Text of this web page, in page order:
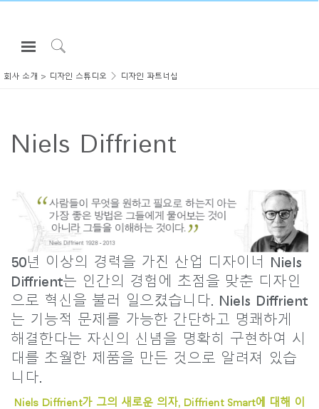
Open
Navigation
Menuto
로그인 또는 가입하기
인체공학
회사 소개
고객센터
Partners
고객지원
쇼룸
지역 설정
Opens
Facebook
Opens
Opens
OpensOpens
Blog
Opens
Opens
회사 소개 > 디자인 스튜디오 디자인 파트너십
Niels Diffrient
50년 이상의 경력을 가진 산업 디자이너 Niels
Diffrient는 인간의 경험에 초점을 맞춘 디자인
으로 혁신을 불러 일으켰습니다. Niels Diffrient
는 기능적 문제를 가능한 간단하고 명쾌하게
해결한다는 자신의 신념을 명확히 구현하여 시
대를 초월한 제품을 만든 것으로 알려져 있습
니다.
Niels Diffrient가 그의 새로운 의자, Diffrient Smart에 대해 이